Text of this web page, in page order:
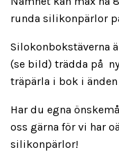
runda silikonpärlor
Silokonbokstäverna
(se bild) trädda på
träpärla i bok i
Har du egna
oss gärna för vi har
silikonpärlor!